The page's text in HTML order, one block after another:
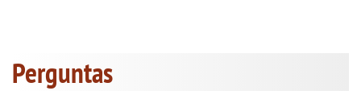
Perguntas